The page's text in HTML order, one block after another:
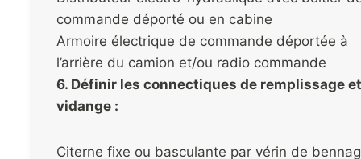
commande déporté ou en cabine
Armoire électrique de commande déportée à
l’arrière du camion et/ou radio commande
6. Définir les connectiques de remplissage
vidange :
Citerne fixe ou basculante par vérin de